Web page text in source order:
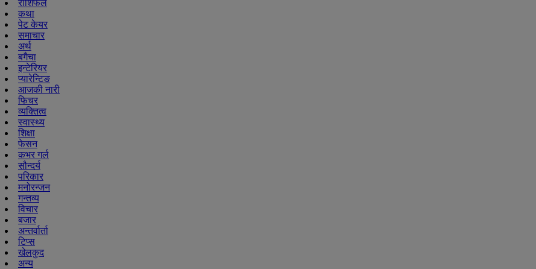
राशिफल
कथा
पेट केयर
समाचार
अर्थ
बगैचा
इन्टेरियर
प्यारेन्टिङ
आजकी नारी
फिचर
व्यक्तित्व
स्वास्थ्य
शिक्षा
फेसन
कभर गर्ल
सौन्दर्य
परिकार
मनोरन्जन
गन्तव्य
विचार
बजार
अन्तर्वार्ता
टिप्स
खेलकुद
अन्य